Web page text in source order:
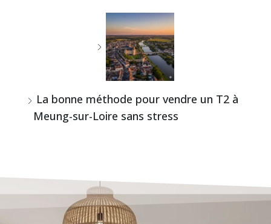
La bonne méthode pour vendre un T2 à
Meung-sur-Loire sans stress